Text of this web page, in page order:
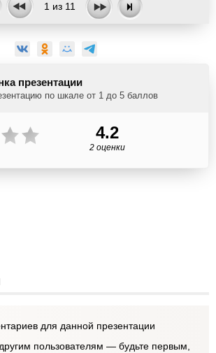
1 из 11
презентации
по шкале от 1 до 5 баллов
4.2
2 оценки
для данной презентации
пользователям — будьте первым,